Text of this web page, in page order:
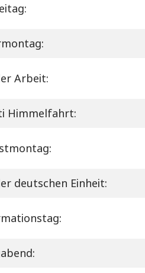
Arbeit:
Himmelfahrt:
deutschen Einheit: